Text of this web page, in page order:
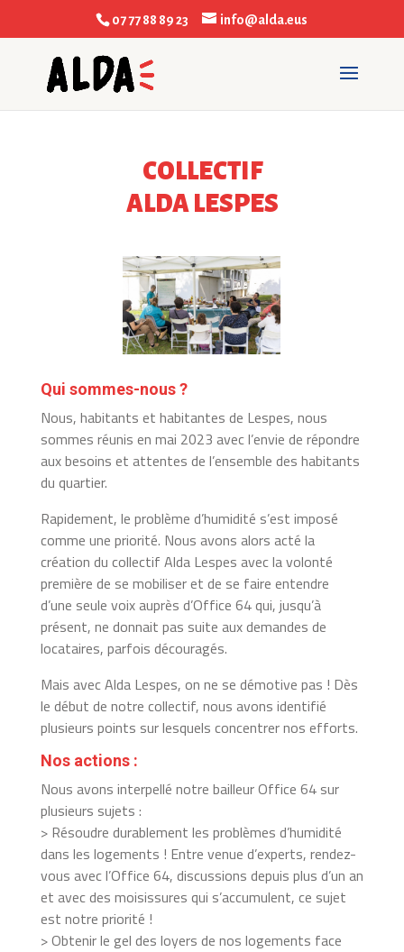
07 77 88 89 23 info@alda.eus
COLLECTIF
ALDA LESPES
Qui sommes-nous ?
Nous, habitants et habitantes de Lespes, nous
sommes réunis en mai 2023 avec l’envie de répondre
aux besoins et attentes de l’ensemble des habitants
du quartier.
Rapidement, le problème d’humidité s’est imposé
comme une priorité. Nous avons alors acté la
création du collectif Alda Lespes avec la volonté
première de se mobiliser et de se faire entendre
d’une seule voix auprès d’Office 64 qui, jusqu’à
présent, ne donnait pas suite aux demandes de
locataires, parfois découragés.
Mais avec Alda Lespes, on ne se démotive pas ! Dès
le début de notre collectif, nous avons identifié
plusieurs points sur lesquels concentrer nos efforts.
Nos actions :
Nous avons interpellé notre bailleur Office 64 sur
plusieurs sujets :
> Résoudre durablement les problèmes d’humidité
dans les logements ! Entre venue d’experts, rendez-
vous avec l’Office 64, discussions depuis plus d’un an
et avec des moisissures qui s’accumulent, ce sujet
est notre priorité !
> Obtenir le gel des loyers de nos logements face